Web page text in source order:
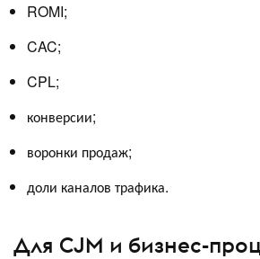
ROMI;
CAC;
CPL;
конверсии;
воронки продаж;
доли каналов трафика.
Для CJM и бизнес-